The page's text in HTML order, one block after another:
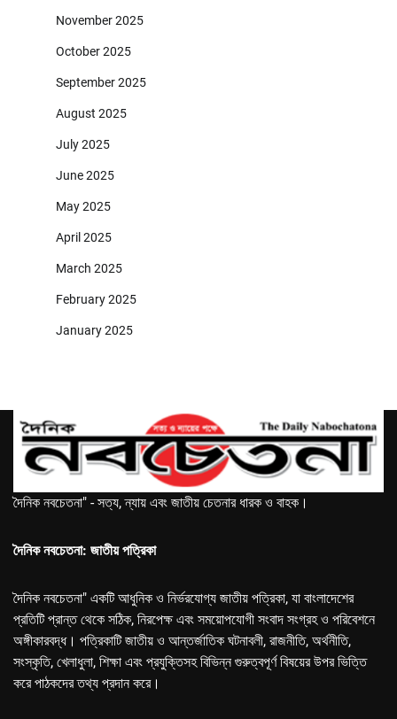
November 2025
October 2025
September 2025
August 2025
July 2025
June 2025
May 2025
April 2025
March 2025
February 2025
January 2025
দৈনিক নবচেতনা" - সত্য, ন্যায় এবং জাতীয় চেতনার ধারক ও বাহক।
দৈনিক নবচেতনা: জাতীয় পত্রিকা
দৈনিক নবচেতনা" একটি আধুনিক ও নির্ভরযোগ্য জাতীয় পত্রিকা, যা বাংলাদেশের
প্রতিটি প্রান্ত থেকে সঠিক, নিরপেক্ষ এবং সময়োপযোগী সংবাদ সংগ্রহ ও পরিবেশনে
অঙ্গীকারবদ্ধ। পত্রিকাটি জাতীয় ও আন্তর্জাতিক ঘটনাবলী, রাজনীতি, অর্থনীতি,
সংস্কৃতি, খেলাধুলা, শিক্ষা এবং প্রযুক্তিসহ বিভিন্ন গুরুত্বপূর্ণ বিষয়ের উপর ভিত্তি
করে পাঠকদের তথ্য প্রদান করে।